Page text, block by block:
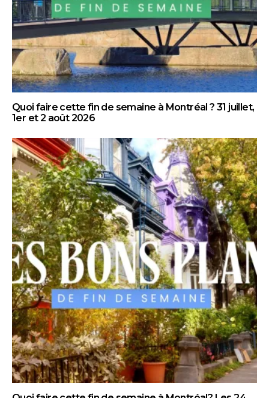
Quoi faire cette fin de semaine à Montréal ? 31 juillet,
1er et 2 août 2026